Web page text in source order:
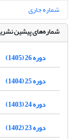
شماره جاری
شماره‌های پیشین
دوره 26 (1405)
دوره 25 (1404)
دوره 24 (1403)
دوره 23 (1402)